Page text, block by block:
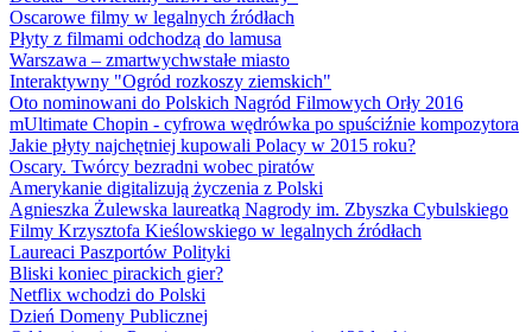
Oscarowe filmy w legalnych źródłach
Płyty z filmami odchodzą do lamusa
Warszawa – zmartwychwstałe miasto
Interaktywny "Ogród rozkoszy ziemskich"
Oto nominowani do Polskich Nagród Filmowych Orły 2016
mUltimate Chopin - cyfrowa wędrówka po spuściźnie kompozytora
Jakie płyty najchętniej kupowali Polacy w 2015 roku?
Oscary. Twórcy bezradni wobec piratów
Amerykanie digitalizują życzenia z Polski
Agnieszka Żulewska laureatką Nagrody im. Zbyszka Cybulskiego
Filmy Krzysztofa Kieślowskiego w legalnych źródłach
Laureaci Paszportów Polityki
Bliski koniec pirackich gier?
Netflix wchodzi do Polski
Dzień Domeny Publicznej